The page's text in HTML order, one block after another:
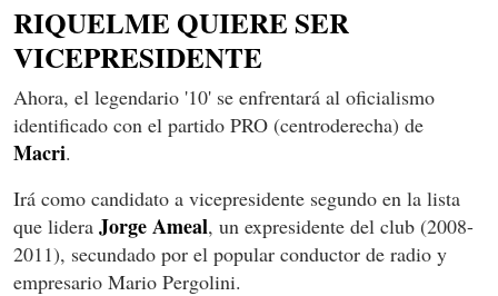
RIQUELME QUIERE SER
VICEPRESIDENTE
Ahora, el legendario '10' se enfrentará al oficialismo
identificado con el partido PRO (centroderecha) de
Macri.
Irá como candidato a vicepresidente segundo en la lista
que lidera Jorge Ameal, un expresidente del club (2008-
2011), secundado por el popular conductor de radio y
empresario Mario Pergolini.